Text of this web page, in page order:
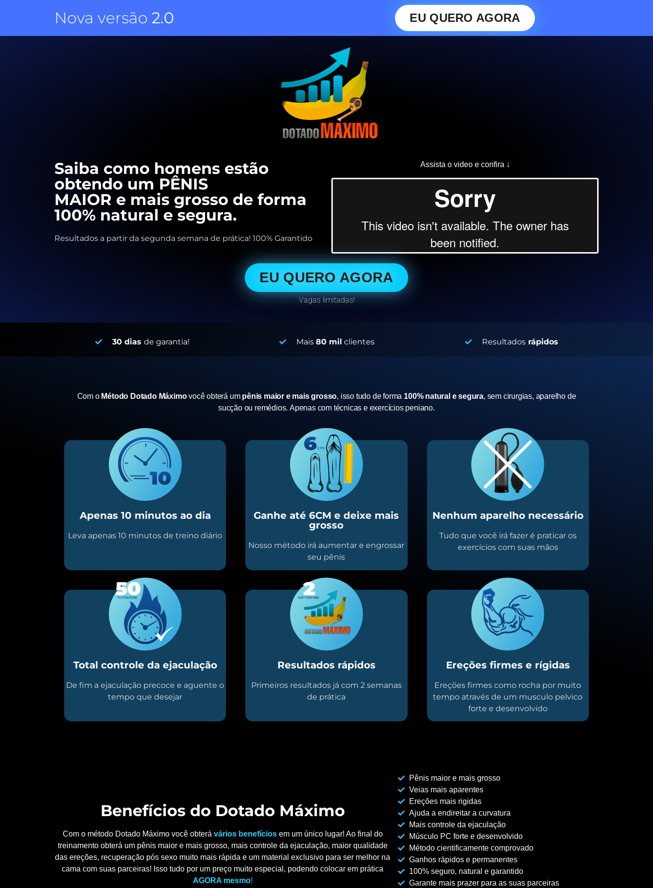
Nova versão 2.0 EU QUERO AGORA
Saiba como homens estão
obtendo um PÊNIS
MAIOR e mais grosso de forma
100% natural e segura.
Resultados a partir da segunda semana de prática! 100% Garantido
Assista o video e confira ↓
EU QUERO AGORA
Vagas limitadas!
30 dias de garantia! Mais 80 mil clientes Resultadosrápidos
Com o Método Dotado Máximovocê obterá um pênis maior e mais grosso, isso tudo de forma 100% natural e segura, sem cirurgias, aparelho de
sucção ou remédios.Apenas com técnicas e exercícios peniano.
Apenas 10 minutos ao dia
Leva apenas 10 minutos de treino diário
Ganhe até 6CM e deixe mais
grosso
Nosso método irá aumentar e engrossar
seu pênis
Nenhum aparelho necessário
Tudo que você irá fazer é praticar os
exercícios com suas mãos
Total controle da ejaculação
De fim a ejaculação precoce e aguente o
tempo que desejar
Resultados rápidos
Primeiros resultados já com 2 semanas
de prática
Ereções firmes e rígidas
Ereções firmes como rocha por muito
tempo através de um musculo pelvico
forte e desenvolvido
Benefícios do Dotado Máximo
Com o método Dotado Máximo você obterá vários benefíciosem um único lugar! Ao final do
treinamento obterá um pênis maior e mais grosso, mais controle da ejaculação, maior qualidade
das ereções, recuperação pós sexo muito mais rápida e um material exclusivo para ser melhor na
cama com suas parceiras! Isso tudo por um preço muito especial, podendo colocar em prática
AGORA mesmo!
Pênis maior e mais grosso
Veias mais aparentes
Ereções mais rigidas
Ajuda a endireitar a curvatura
Mais controle da ejaculação
Músculo PC forte e desenvolvido
Método cientificamente comprovado
Ganhos rápidos e permanentes
100% seguro, natural e garantido
Garante mais prazer para as suas parceiras